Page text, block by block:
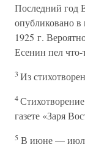
Последний год
опубликовано в
1925 г.
Есенин пел что-
3 Из
4
газете «Заря
5 В июне —